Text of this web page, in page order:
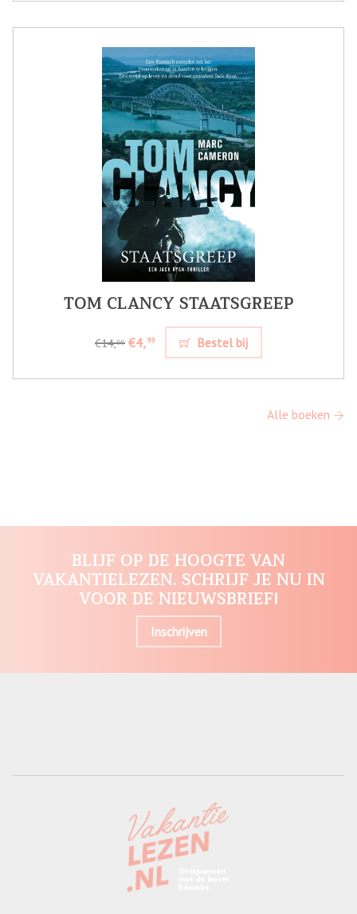
TOM CLANCY STAATSGREEP
€14,99 €4,99 Bestel bij
Alle boeken
BLIJF OP DE HOOGTE VAN
VAKANTIELEZEN. SCHRIJF JE NU IN
VOOR DE NIEUWSBRIEF!
Inschrijven